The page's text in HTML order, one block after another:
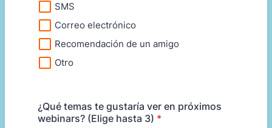
SMS
Correo electrónico
Recomendación de un amigo
Otro
¿Qué temas te gustaría ver en próximos
webinars? (Elige hasta 3) *